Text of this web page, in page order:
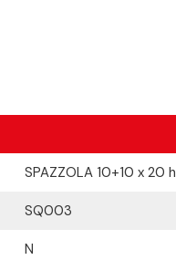
SPAZZOLA 10+10 x 20
SQ003
N